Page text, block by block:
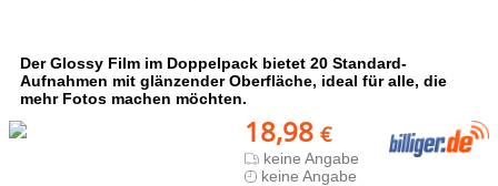
Der Glossy Film im Doppelpack bietet 20 Standard-
Aufnahmen mit glänzender Oberfläche, ideal für alle, die
mehr Fotos machen möchten.
18,98 €
keine Angabe
keine Angabe